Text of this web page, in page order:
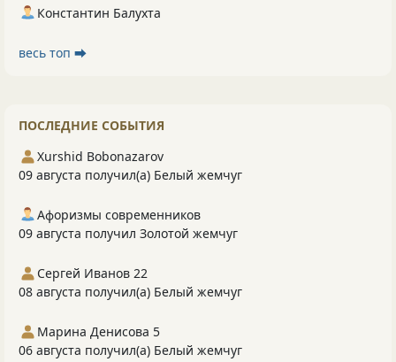
Константин Балухта
весь топ ⮕
ПОСЛЕДНИЕ СОБЫТИЯ
Xurshid Bobonazarov
09 августа получил(а) Белый жемчуг
Афоризмы современников
09 августа получил Золотой жемчуг
Сергей Иванов 22
08 августа получил(а) Белый жемчуг
Марина Денисова 5
06 августа получил(а) Белый жемчуг